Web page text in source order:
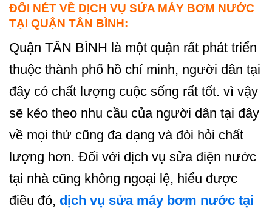
ĐÔI NÉT VỀ DỊCH VỤ SỬA MÁY BƠM NƯỚC
TẠI QUẬN TÂN BÌNH:
Quận TÂN BÌNH là một quận rất phát triển
thuộc thành phố hồ chí minh, người dân tại
đây có chất lượng cuộc sống rất tốt. vì vậy
sẽ kéo theo nhu cầu của người dân tại đây
về mọi thứ cũng đa dạng và đòi hỏi chất
lượng hơn. Đối với dịch vụ sửa điện nước
tại nhà cũng không ngoại lệ, hiểu được
điều đó, dịch vụ sửa máy bơm nước tại